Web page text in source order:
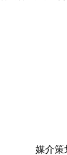
媒介策